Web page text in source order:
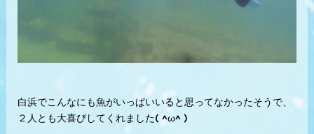
白浜でこんなにも魚がいっぱいいると思ってなかったそうで、
２人とも大喜びしてくれました( ^ω^ )